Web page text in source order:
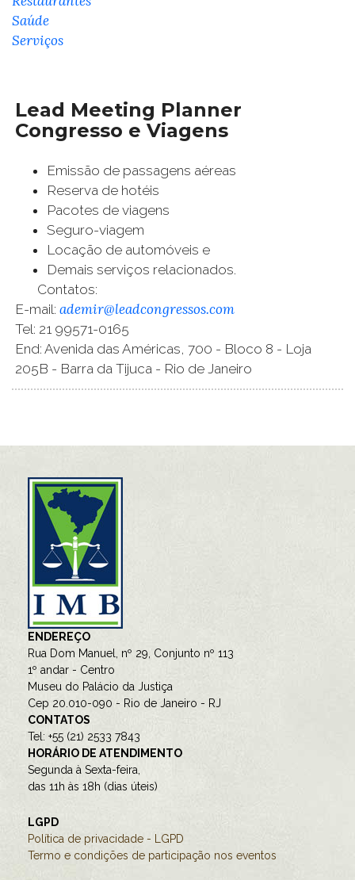
Saúde
Serviços
Lead Meeting Planner
Congresso e Viagens
Emissão de passagens aéreas
Reserva de hotéis
Pacotes de viagens
Seguro-viagem
Locação de automóveis e
Demais serviços relacionados.
Contatos:
E-mail: ademir@leadcongressos.com
Tel: 21 99571-0165
End: Avenida das Américas, 700 - Bloco 8 - Loja
205B - Barra da Tijuca - Rio de Janeiro
ENDEREÇO
Rua Dom Manuel, nº 29, Conjunto nº 113
1º andar - Centro
Museu do Palácio da Justiça
Cep 20.010-090 - Rio de Janeiro - RJ
CONTATOS
Tel: +55 (21) 2533 7843
HORÁRIO DE ATENDIMENTO
Segunda à Sexta-feira,
das 11h às 18h (dias úteis)
LGPD
Política de privacidade - LGPD
Termo e condições de participação nos eventos